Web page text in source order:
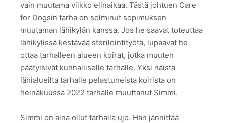
vain muutama viikko elinaikaa. Tästä johtuen Care
for Dogsin tarha on solminut sopimuksen
muutaman lähikylän kanssa. Jos he saavat toteuttaa
lähikylissä kestävää sterilointityötä, lupaavat he
ottaa tarhalleen alueen koirat, jotka muuten
päätyisivät kunnalliselle tarhalle. Yksi näistä
lähialueilta tarhalle pelastuneista koirista on
heinäkuussa 2022 tarhalle muuttanut Simmi.
Simmi on aina ollut tarhalla ujo. Hän jännittää